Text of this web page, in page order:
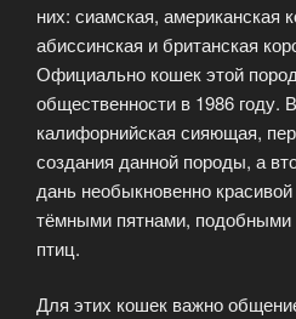
них: сиамская, американская
абиссинская и британская
Официально кошек этой
общественности в 1986 году.
калифорнийская сияющая,
создания данной породы, а
дань необыкновенно
тёмными пятнами,
птиц.
Для этих кошек важно